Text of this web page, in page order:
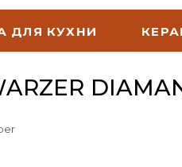
ДЛЯ КУХНИ